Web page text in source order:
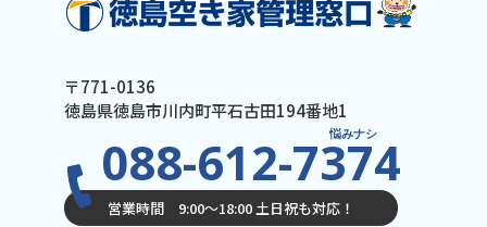
〒771-0136
徳島県徳島市川内町平石古田194番地1
悩みナシ
088-612-7374
営業時間 9:00〜18:00 土日祝も対応！